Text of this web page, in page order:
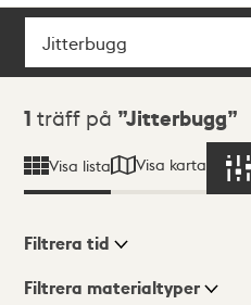
Sök
Sökresultat
1 träff på Jitterbugg
Visa lista Visa karta
Visningsläge
Filtrera tid
Filtrera materialtyper